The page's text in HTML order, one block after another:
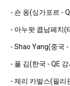
- 숀 옹(싱가포르 -
- 아누왓 콥남페치(
- Shao Yang(중국 -
- 폴 김(한국 - QE 강
- 제리 카발스(필리